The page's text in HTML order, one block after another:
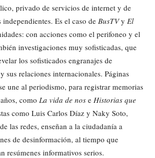
privado de servicios de internet y de
Es el caso de BusTVy El
con acciones como el perifoneo y el
investigaciones muy sofisticadas, que
los sofisticados engranajes de
sus relaciones internacionales. Páginas
une al periodismo, para registrar memorias
como La vida de nos e Historias que
como Luis Carlos Díaz y Naky Soto,
las redes, enseñan a la ciudadanía a
de desinformación, al tiempo que
resúmenes informativos serios.